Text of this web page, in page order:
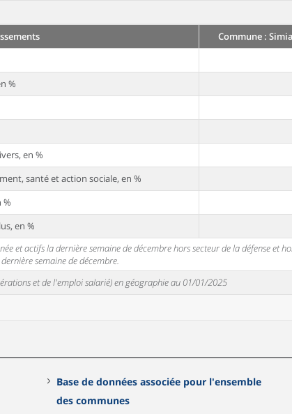
Commune :
%
en %
santé et action sociale, en %
%
en %
et actifs la dernière semaine de décembre hors secteur de la défense et
semaine de décembre.
et de l'emploi salarié) en géographie au 01/01/2025
Base de données associée pour l'ensemble
des communes